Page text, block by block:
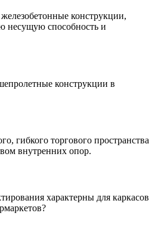
конструкции,
несущую способность и
конструкции в
гибкого торгового пространства
внутренних опор.
характерны для каркасов